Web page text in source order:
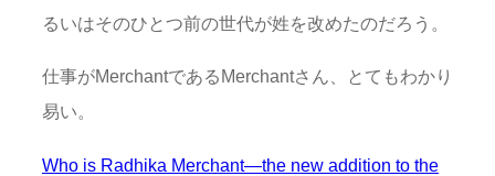
るいはそのひとつ前の世代が姓を改めたのだろう。
仕事がMerchantであるMerchantさん、とてもわかり
易い。
Who is Radhika Merchant—the new addition to the